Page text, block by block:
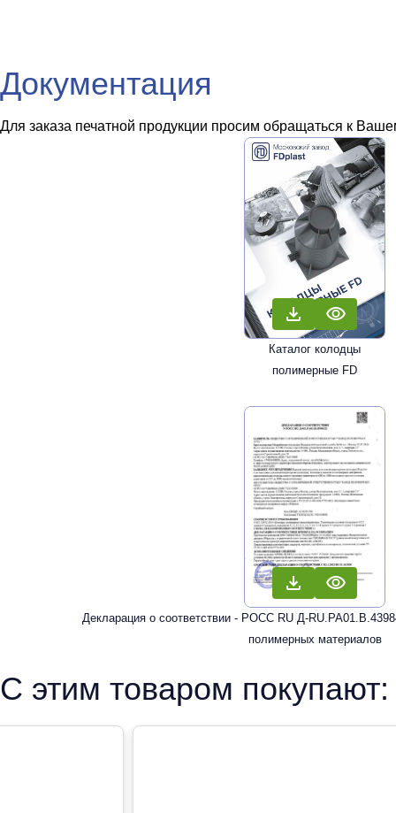
Документация
Для заказа печатной продукции просим обращаться к
Каталог колодцы
полимерные FD
Декларация о соответствии - РОСС RU Д-
полимерных материалов
С этим товаром покупают: